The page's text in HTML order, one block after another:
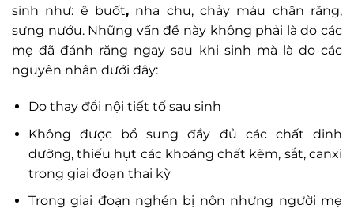
sinh như: ê buốt, nha chu, chảy máu chân răng,
sưng nướu. Những vấn đề này không phải là do các
mẹ đã đánh răng ngay sau khi sinh mà là do các
nguyên nhân dưới đây:
Do thay đổi nội tiết tố sau sinh
Không được bổ sung đầy đủ các chất dinh
dưỡng, thiếu hụt các khoáng chất kẽm, sắt, canxi
trong giai đoạn thai kỳ
Trong giai đoạn nghén bị nôn nhưng người mẹ